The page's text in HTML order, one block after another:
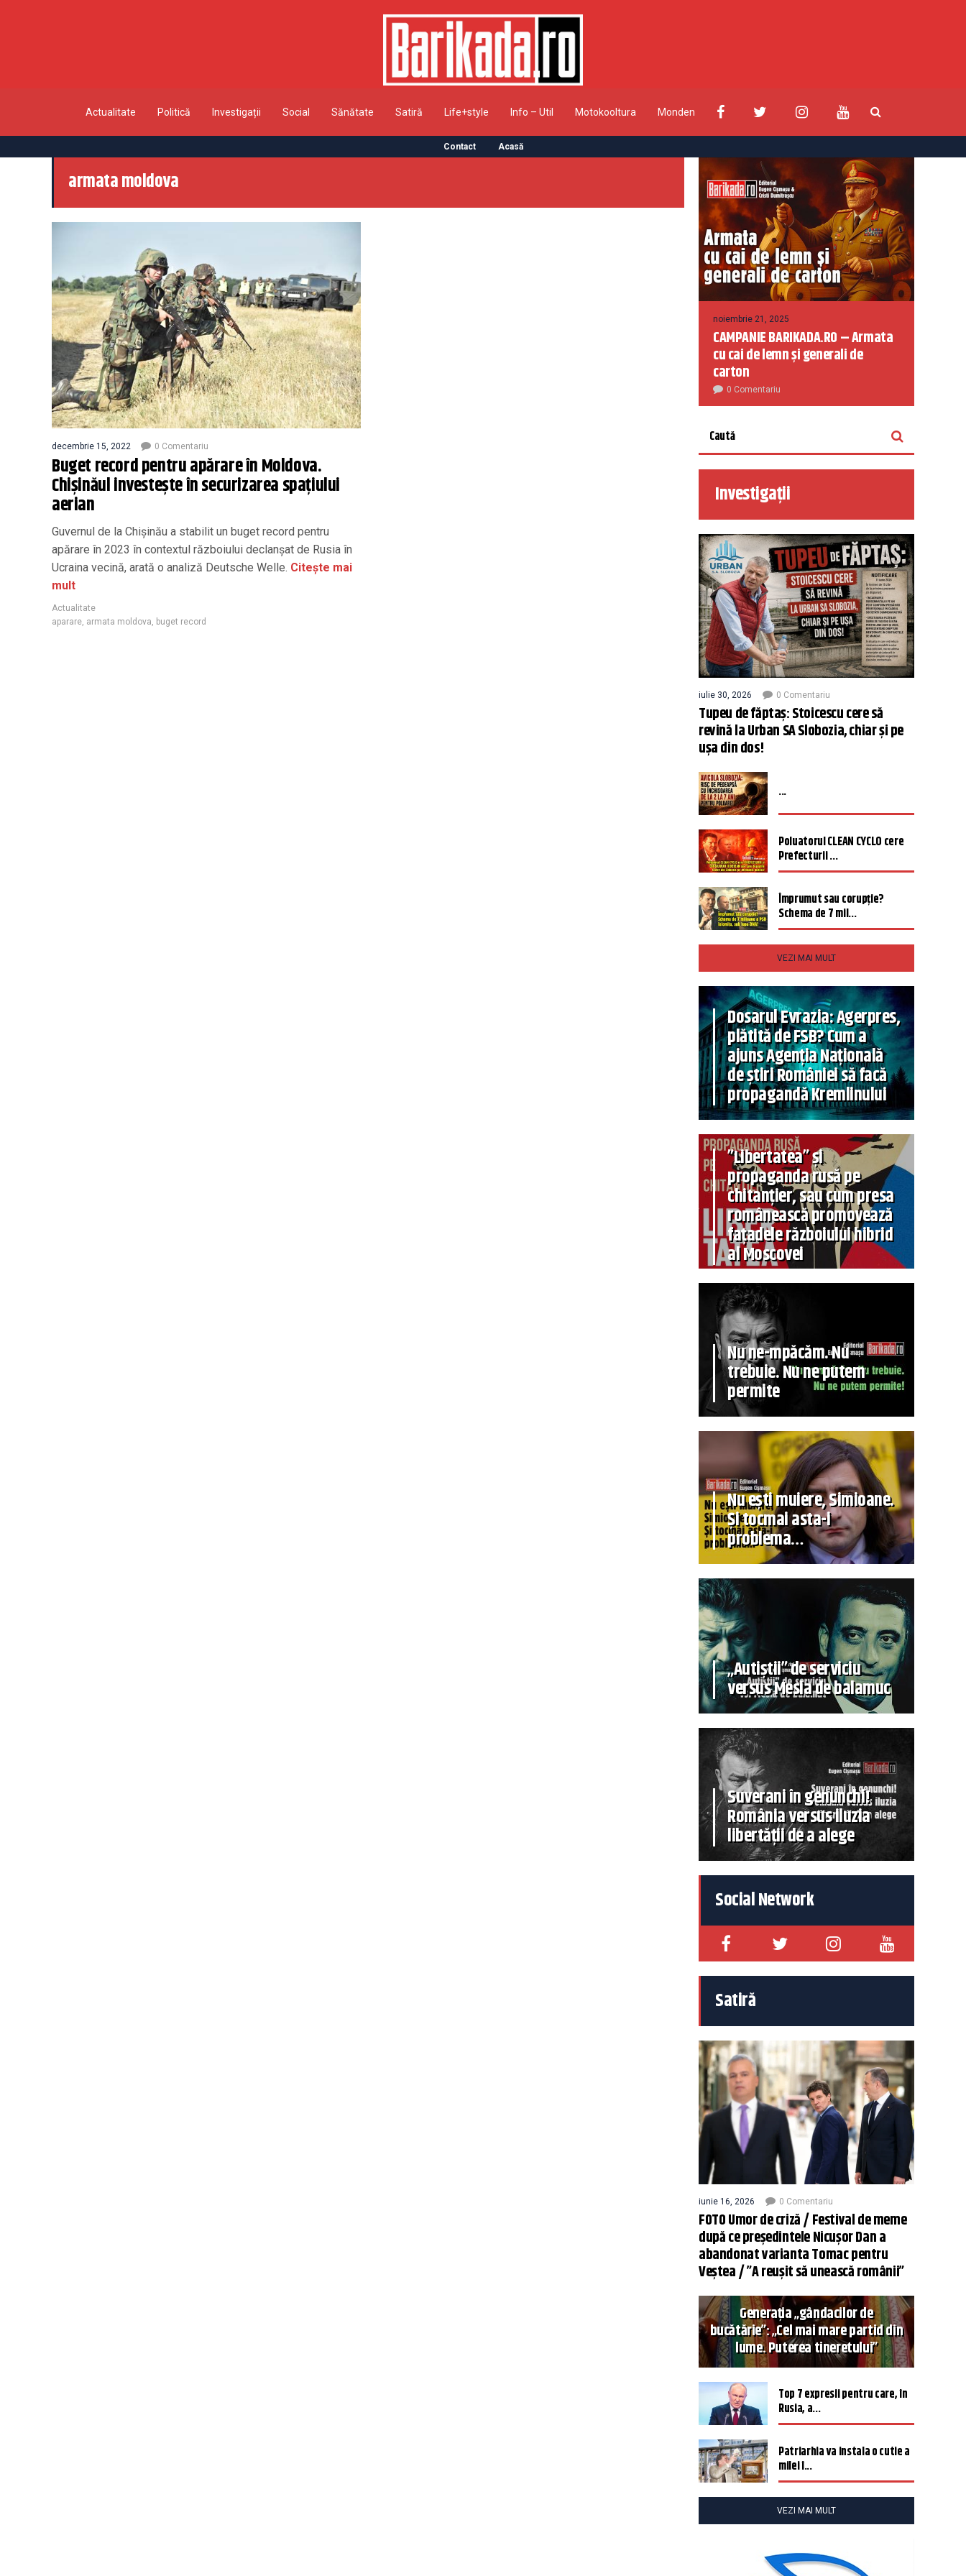
Actualitate Politică Investigații Social Sănătate Satiră Life+style Info – Util Motokooltura Monden
Contact Acasă
armata moldova
decembrie 15, 2022 0 Comentariu
Buget record pentru apărare în Moldova.
Chișinăul investește în securizarea spațiului
aerian
Guvernul de la Chișinău a stabilit un buget record pentru
apărare în 2023 în contextul războiului declanșat de Rusia în
Ucraina vecină, arată o analiză Deutsche Welle. Citește mai
mult
Actualitate
aparare armata moldova buget record
noiembrie 21, 2025
CAMPANIE BARIKADA.RO – Armata
cu cai de lemn și generali de
carton
0 Comentariu
Investigații
iulie 30, 2026 0 Comentariu
Tupeu de făptaș: Stoicescu cere să
revină la Urban SA Slobozia, chiar și pe
ușa din dos!
...
Poluatorul CLEAN CYCLO cere
Prefecturii ...
Împrumut sau corupție?
Schema de 7 mil...
VEZI MAI MULT
Dosarul Evrazia: Agerpres,
plătită de FSB? Cum a
ajuns Agenția Națională
de știri României să facă
propagandă Kremlinului
”Libertatea” și
propaganda rusă pe
chitanțier, sau cum presa
românească promovează
fațadele războiului hibrid
al Moscovei
Nu ne-mpăcăm. Nu
trebuie. Nu ne putem
permite
Nu ești muiere, Simioane.
Și tocmai asta-i
problema…
„Autiștii” de serviciu
versus Mesia de balamuc
Suverani în genunchi!
România versus iluzia
libertății de a alege
Social Network
Satiră
iunie 16, 2026 0 Comentariu
FOTO Umor de criză / Festival de meme
după ce președintele Nicușor Dan a
abandonat varianta Tomac pentru
Veștea / ”A reușit să unească românii”
Generația „gândacilor de
bucătărie”: „Cel mai mare partid din
lume. Puterea tineretului”
Top 7 expresii pentru care, în
Rusia, a...
Patriarhia va instala o cutie a
milei î...
VEZI MAI MULT